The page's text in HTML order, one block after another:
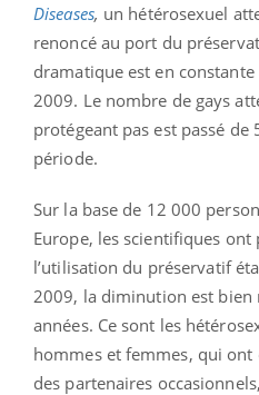
Diseases, un hétérosexuel
renoncé au port du
dramatique est en
2009. Le nombre de gays
protégeant pas est passé
période.
Sur la base de 12 000
Europe, les scientifiques ont
l’utilisation du préservatif
2009, la diminution est bien
années. Ce sont les
hommes et femmes, qui ont
des partenaires